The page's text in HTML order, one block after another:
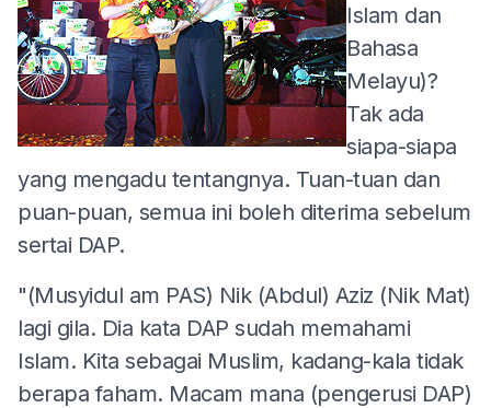
Islam dan
Bahasa
Melayu)?
Tak ada
siapa-siapa
yang mengadu tentangnya. Tuan-tuan dan
puan-puan, semua ini boleh diterima sebelum
sertai DAP.
"(Musyidul am PAS) Nik (Abdul) Aziz (Nik Mat)
lagi gila. Dia kata DAP sudah memahami
Islam. Kita sebagai Muslim, kadang-kala tidak
berapa faham. Macam mana (pengerusi DAP)